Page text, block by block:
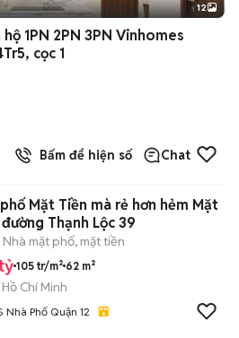
+2
12
1PN 2PN 3PN Vinhomes
cọc 1
Bấm để hiện số Chat
Mặt Tiền mà rẻ hơn hẻm Mặt
Thạnh Lộc 39
Nhà mặt phố, mặt tiền
105 tr/m² 62 m²
Chí Minh
Nhà Phố Quận 12